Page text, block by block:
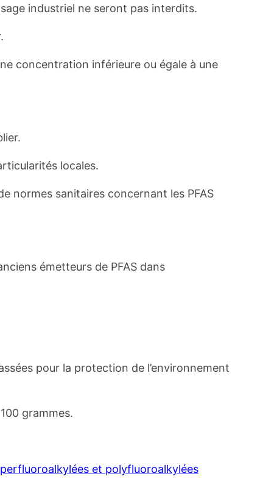
industriel ne seront pas interdits.
concentration inférieure ou égale à une
locales.
normes sanitaires concernant les PFAS
émetteurs de PFAS dans
pour la protection de l’environnement
grammes.
et polyfluoroalkylées